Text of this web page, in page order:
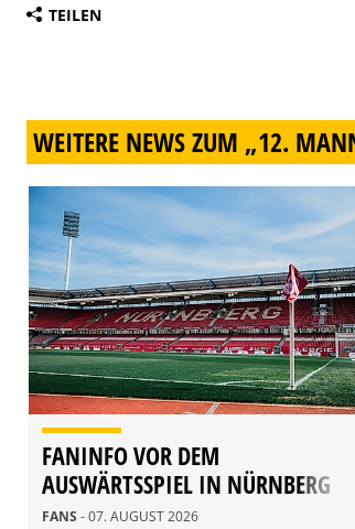
TEILEN
WEITERE NEWS ZUM „12.
FANINFO VOR DEM
AUSWÄRTSSPIEL IN NÜRNBERG
FANS - 07. AUGUST 2026